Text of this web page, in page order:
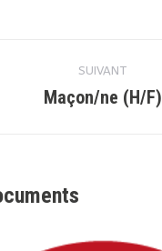
SUIVANT
Projets
Maçon/ne (H/F)